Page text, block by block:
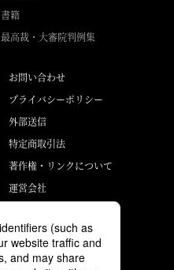
書籍
最高裁・大審院判例集
お問い合わせ
プライバシーポリシー
外部送信
特定商取引法
著作権・リンクについて
運営会社